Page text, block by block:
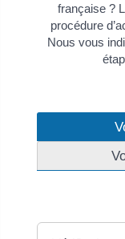
française ?
procédure
Nous vous